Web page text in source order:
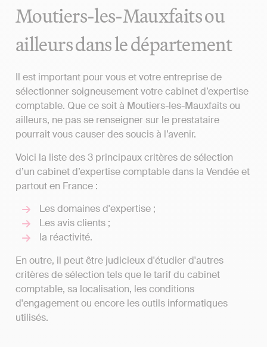
Moutiers-les-Mauxfaits ou
ailleurs dans le département
Il est important pour vous et votre entreprise de
sélectionner soigneusement votre cabinet d’expertise
comptable. Que ce soit à Moutiers-les-Mauxfaits ou
ailleurs, ne pas se renseigner sur le prestataire
pourrait vous causer des soucis à l’avenir.
Voici la liste des 3 principaux critères de sélection
d’un cabinet d’expertise comptable dans la Vendée et
partout en France :
Les domaines d'expertise ;
Les avis clients ;
la réactivité.
En outre, il peut être judicieux d'étudier d'autres
critères de sélection tels que le tarif du cabinet
comptable, sa localisation, les conditions
d'engagement ou encore les outils informatiques
utilisés.